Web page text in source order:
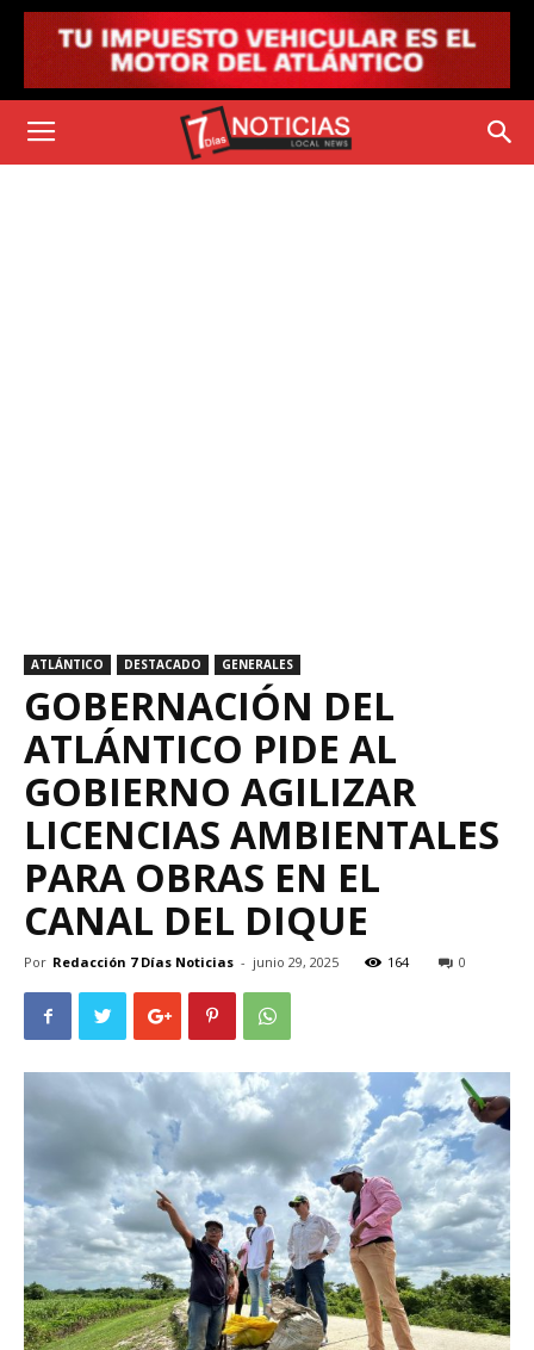
ATLÁNTICO DESTACADO GENERALES
GOBERNACIÓN DEL
ATLÁNTICO PIDE AL
GOBIERNO AGILIZAR
LICENCIAS AMBIENTALES
PARA OBRAS EN EL
CANAL DEL DIQUE
Por Redacción 7 Días Noticias - junio 29, 2025 164 0